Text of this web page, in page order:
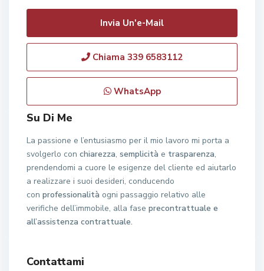
Invia Un'e-Mail
Chiama 339 6583112
WhatsApp
Su Di Me
La passione e l’entusiasmo per il mio lavoro mi porta a
svolgerlo con chiarezza, semplicità e trasparenza,
prendendomi a cuore le esigenze del cliente ed aiutarlo
a realizzare i suoi desideri, conducendo
con professionalità ogni passaggio relativo alle
verifiche dell’immobile, alla fase precontrattuale e
all’assistenza contrattuale.
Contattami